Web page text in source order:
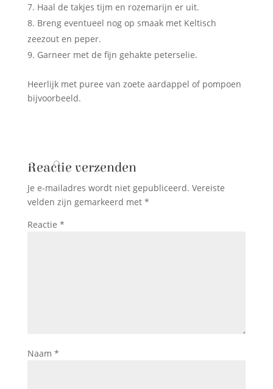
Haal de takjes tijm en rozemarijn er uit.
Breng eventueel nog op smaak met Keltisch
zeezout en peper.
Garneer met de fijn gehakte peterselie.
Heerlijk met puree van zoete aardappel of pompoen
bijvoorbeeld.
Reactie verzenden
Je e-mailadres wordt niet gepubliceerd. Vereiste
velden zijn gemarkeerd met *
Reactie *
Naam *